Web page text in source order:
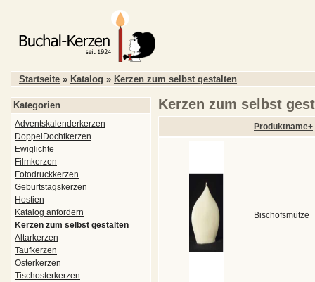
Startseite » Katalog » Kerzen zum selbst gestalten
Kerzen zum selbst
Produktname+
Bischofsmütze
Kategorien
Adventskalenderkerzen
DoppelDochtkerzen
Ewiglichte
Filmkerzen
Fotodruckkerzen
Geburtstagskerzen
Hostien
Katalog anfordern
Kerzen zum selbst gestalten
Altarkerzen
Taufkerzen
Osterkerzen
Tischosterkerzen